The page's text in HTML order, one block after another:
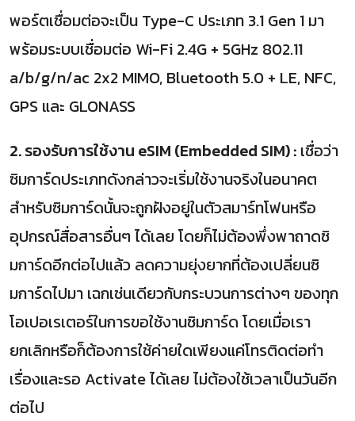
พอร์ตเชื่อมต่อจะเป็น Type-C ประเภท 3.1 Gen 1 มา
พร้อมระบบเชื่อมต่อ Wi-Fi 2.4G + 5GHz 802.11
a/b/g/n/ac 2x2 MIMO, Bluetooth 5.0 + LE, NFC,
GPS และ GLONASS
2. รองรับการใช้งาน eSIM (Embedded SIM) : เชื่อว่า
ซิมการ์ดประเภทดังกล่าวจะเริ่มใช้งานจริงในอนาคต
สำหรับซิมการ์ดนั้นจะถูกฝังอยู่ในตัวสมาร์ทโฟนหรือ
อุปกรณ์สื่อสารอื่นๆ ได้เลย โดยก็ไม่ต้องพึ่งพาถาดซิ
มการ์ดอีกต่อไปแล้ว ลดความยุ่งยากที่ต้องเปลี่ยนซิ
มการ์ดไปมา เฉกเช่นเดียวกับกระบวนการต่างๆ ของทุก
โอเปอเรเตอร์ในการขอใช้งานซิมการ์ด โดยเมื่อเรา
ยกเลิกหรือก็ต้องการใช้ค่ายใดเพียงแค่โทรติดต่อทำ
เรื่องและรอ Activate ได้เลย ไม่ต้องใช้เวลาเป็นวันอีก
ต่อไป